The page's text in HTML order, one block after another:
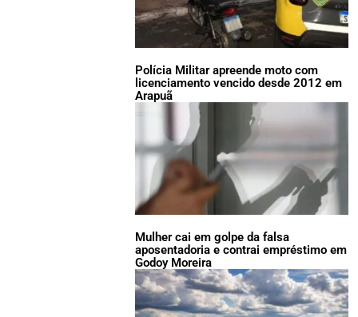
Polícia Militar apreende moto com
licenciamento vencido desde 2012 em
Arapuã
Mulher cai em golpe da falsa
aposentadoria e contrai empréstimo em
Godoy Moreira